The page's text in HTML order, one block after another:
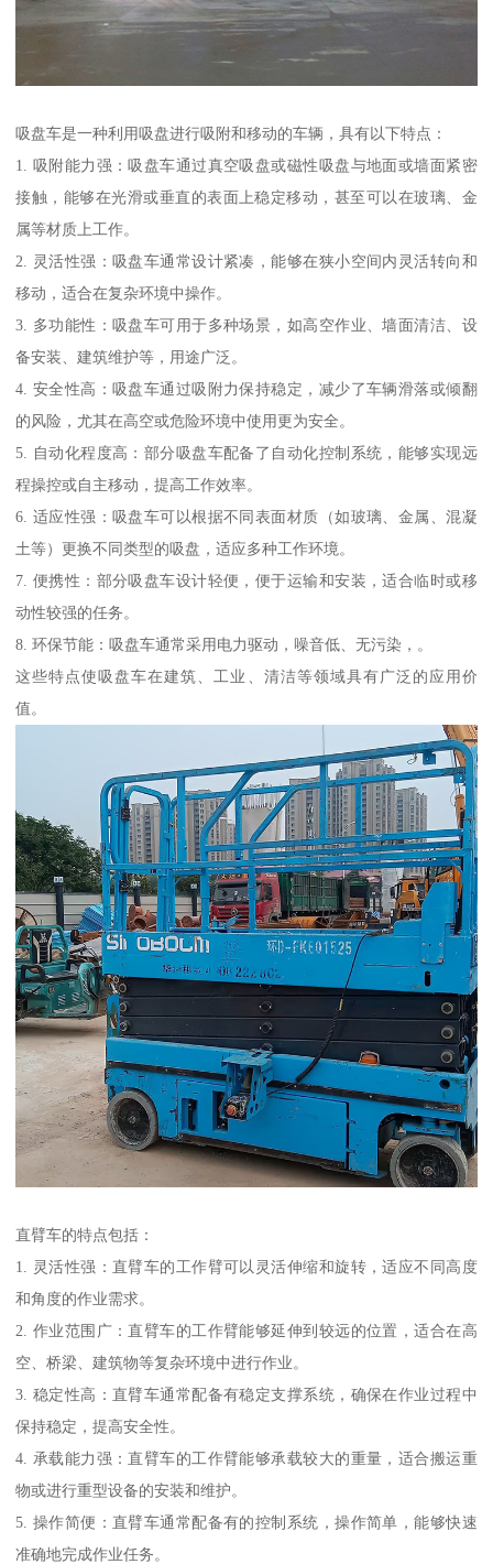
吸盘车是一种利用吸盘进行吸附和移动的车辆，具有以下特点：
1. 吸附能力强：吸盘车通过真空吸盘或磁性吸盘与地面或墙面紧密
接触，能够在光滑或垂直的表面上稳定移动，甚至可以在玻璃、金
属等材质上工作。
2. 灵活性强：吸盘车通常设计紧凑，能够在狭小空间内灵活转向和
移动，适合在复杂环境中操作。
3. 多功能性：吸盘车可用于多种场景，如高空作业、墙面清洁、设
备安装、建筑维护等，用途广泛。
4. 安全性高：吸盘车通过吸附力保持稳定，减少了车辆滑落或倾翻
的风险，尤其在高空或危险环境中使用更为安全。
5. 自动化程度高：部分吸盘车配备了自动化控制系统，能够实现远
程操控或自主移动，提高工作效率。
6. 适应性强：吸盘车可以根据不同表面材质（如玻璃、金属、混凝
土等）更换不同类型的吸盘，适应多种工作环境。
7. 便携性：部分吸盘车设计轻便，便于运输和安装，适合临时或移
动性较强的任务。
8. 环保节能：吸盘车通常采用电力驱动，噪音低、无污染，。
这些特点使吸盘车在建筑、工业、清洁等领域具有广泛的应用价
值。
直臂车的特点包括：
1. 灵活性强：直臂车的工作臂可以灵活伸缩和旋转，适应不同高度
和角度的作业需求。
2. 作业范围广：直臂车的工作臂能够延伸到较远的位置，适合在高
空、桥梁、建筑物等复杂环境中进行作业。
3. 稳定性高：直臂车通常配备有稳定支撑系统，确保在作业过程中
保持稳定，提高安全性。
4. 承载能力强：直臂车的工作臂能够承载较大的重量，适合搬运重
物或进行重型设备的安装和维护。
5. 操作简便：直臂车通常配备有的控制系统，操作简单，能够快速
准确地完成作业任务。